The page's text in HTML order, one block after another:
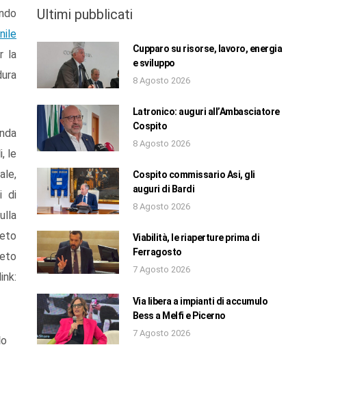
la
le
di
Ultimi pubblicati
Cupparo su risorse, lavoro, energia
e sviluppo
8 Agosto 2026
Latronico: auguri all’Ambasciatore
Cospito
8 Agosto 2026
Cospito commissario Asi, gli
auguri di Bardi
8 Agosto 2026
Viabilità, le riaperture prima di
Ferragosto
7 Agosto 2026
Via libera a impianti di accumulo
Bess a Melfi e Picerno
7 Agosto 2026